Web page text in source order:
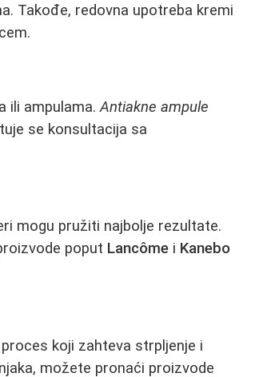
Takođe, redovna upotreba kremi
ili ampulama.Antiakne ampule
se konsultacija sa
mogu pružiti najbolje rezultate.
poput Lancôme i Kanebo
koji zahteva strpljenje i
možete pronaći proizvode